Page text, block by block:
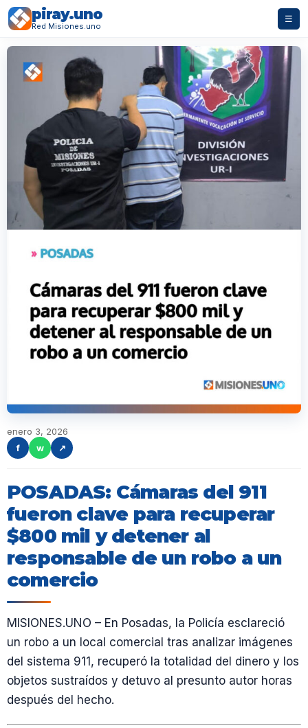
piray.uno
Red Misiones.uno
☰
enero 3, 2026
f
w ↗
POSADAS: Cámaras del 911
fueron clave para recuperar
$800 mil y detener al
responsable de un robo a un
comercio
MISIONES.UNO – En Posadas, la Policía esclareció
un robo a un local comercial tras analizar imágenes
del sistema 911, recuperó la totalidad del dinero y los
objetos sustraídos y detuvo al presunto autor horas
después del hecho.